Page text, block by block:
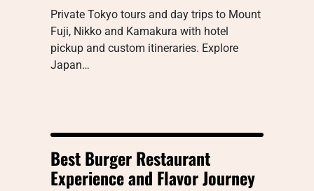
Private Tokyo tours and day trips to Mount
Fuji, Nikko and Kamakura with hotel
pickup and custom itineraries. Explore
Japan…
Best Burger Restaurant
Experience and Flavor Journey